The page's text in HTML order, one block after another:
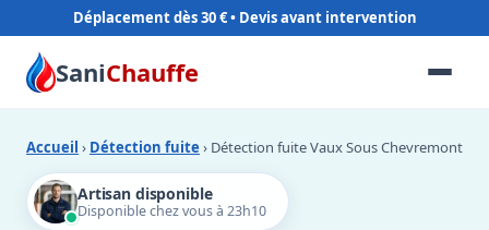
Déplacement dès 30 €
SaniChauffe
Accueil › Détection fuite › Détection fuite Vaux Sous Chevremont
Artisan disponible
Disponible chez vous à 23h10